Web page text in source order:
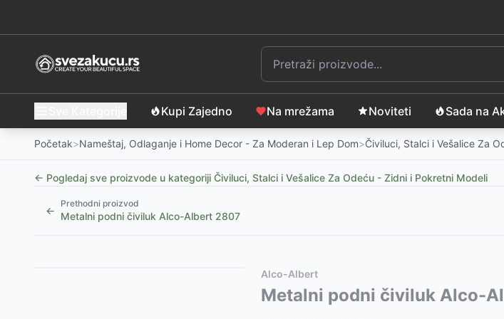
Kupi Zajedno Na mrežama Noviteti Sada na
Početak>Nameštaj, Odlaganje i Home Decor - Za Moderan i Lep Dom>Čiviluci, Stalci i Vešalice Za
← Pogledaj sve proizvode u kategoriji Čiviluci, Stalci i Vešalice Za Odeću - Zidni i Pokretni Modeli
←
Prethodni proizvod
Metalni podni čiviluk Alco-Albert 2807
Dupli pokretni stalak za odeću sa točkićima V162cm-2399RSD
-
Ovaj proizvod nije dostupan, pogledajte slične proizvode:
Alco-Albert
Metalni podni čiviluk Alco-